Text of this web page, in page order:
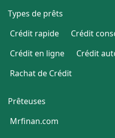
Types de prêts
Crédit rapide
Crédit
Crédit en ligne
Crédit
Rachat de Crédit
Prêteuses
Mrfinan.com